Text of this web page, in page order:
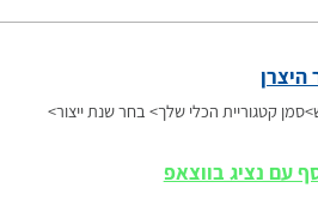
קטגוריית הכלי שלך> בחר שנת ייצור>
עם נציג בווצאפ